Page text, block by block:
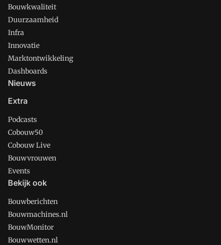
Bouwkwaliteit
Duurzaamheid
Infra
Innovatie
Marktontwikkeling
Dashboards
Nieuws
Extra
Podcasts
Cobouw50
Cobouw Live
Bouwvrouwen
Events
Bekijk ook
Bouwberichten
Bouwmachines.nl
BouwMonitor
Bouwwetten.nl